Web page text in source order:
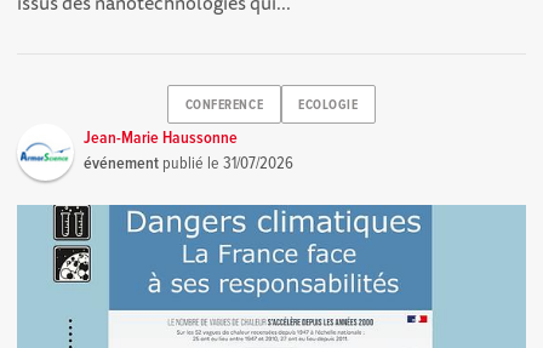
CONFERENCE ECOLOGIE
Jean-Marie Haussonne
événement publié le31/07/2026